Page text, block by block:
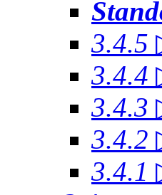
3.4.5
3.4.4
3.4.3
3.4.2
3.4.1